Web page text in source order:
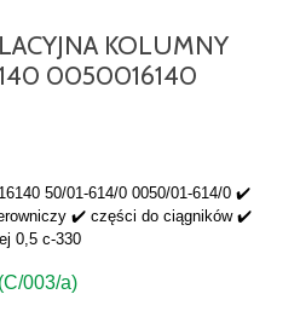
KOLUMNY
0050016140
50/01-614/0 0050/01-614/0 ✔️
✔️ części do ciągników ✔️
0,5 c-330
003/a)